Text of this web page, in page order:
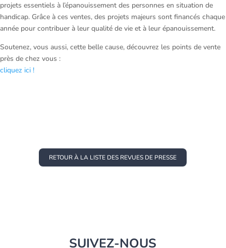
projets essentiels à l’épanouissement des personnes en situation de
handicap. Grâce à ces ventes, des projets majeurs sont financés chaque
année pour contribuer à leur qualité de vie et à leur épanouissement.
Soutenez, vous aussi, cette belle cause, découvrez les points de vente
près de chez vous :
cliquez ici !
RETOUR À LA LISTE DES REVUES DE PRESSE
SUIVEZ-NOUS